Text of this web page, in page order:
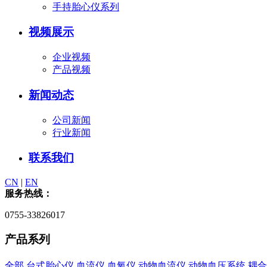
手持胎心仪系列
视频展示
企业视频
产品视频
新闻动态
公司新闻
行业新闻
联系我们
CN | EN
服务热线：
0755-33826017
产品系列